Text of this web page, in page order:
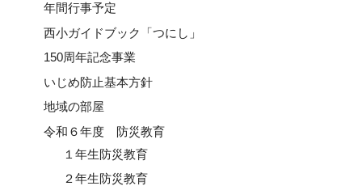
年間行事予定
西小ガイドブック「つにし」
150周年記念事業
いじめ防止基本方針
地域の部屋
令和６年度 防災教育
１年生防災教育
２年生防災教育